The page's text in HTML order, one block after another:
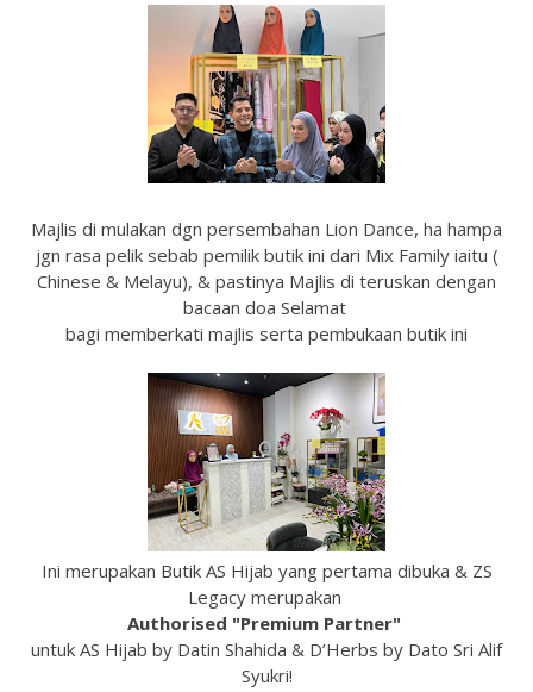
Majlis di mulakan dgn persembahan Lion Dance, ha hampa
jgn rasa pelik sebab pemilik butik ini dari Mix Family iaitu (
Chinese & Melayu), & pastinya Majlis di teruskan dengan
bacaan doa Selamat
bagi memberkati majlis serta pembukaan butik ini
Ini merupakan Butik AS Hijab yang pertama dibuka & ZS
Legacy merupakan
Authorised "Premium Partner"
untuk AS Hijab by Datin Shahida & D’Herbs by Dato Sri Alif
Syukri!